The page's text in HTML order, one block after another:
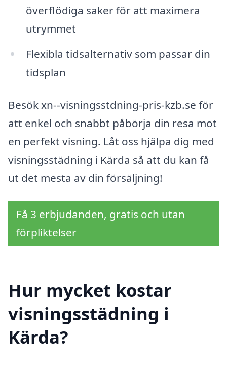
överflödiga saker för att maximera
utrymmet
Flexibla tidsalternativ som passar din
tidsplan
Besök xn--visningsstdning-pris-kzb.se för
att enkel och snabbt påbörja din resa mot
en perfekt visning. Låt oss hjälpa dig med
visningsstädning i Kärda så att du kan få
ut det mesta av din försäljning!
Få 3 erbjudanden, gratis och utan
förpliktelser
Hur mycket kostar
visningsstädning i
Kärda?